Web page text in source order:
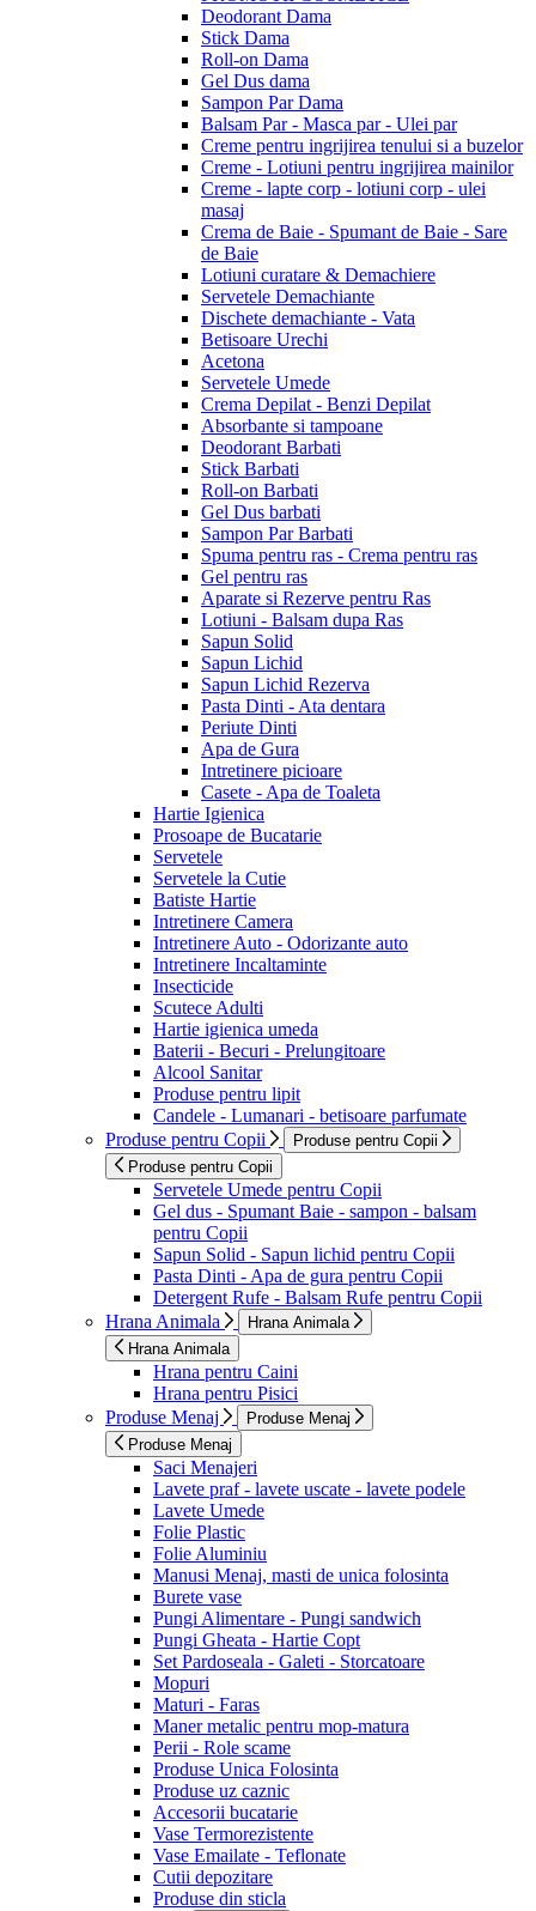
Deodorant Dama
Stick Dama
Roll-on Dama
Gel Dus dama
Sampon Par Dama
Balsam Par - Masca par - Ulei par
Creme pentru ingrijirea tenului si a buzelor
Creme - Lotiuni pentru ingrijirea mainilor
Creme - lapte corp - lotiuni corp - ulei
masaj
Crema de Baie - Spumant de Baie - Sare
de Baie
Lotiuni curatare & Demachiere
Servetele Demachiante
Dischete demachiante - Vata
Betisoare Urechi
Acetona
Servetele Umede
Crema Depilat - Benzi Depilat
Absorbante si tampoane
Deodorant Barbati
Stick Barbati
Roll-on Barbati
Gel Dus barbati
Sampon Par Barbati
Spuma pentru ras - Crema pentru ras
Gel pentru ras
Aparate si Rezerve pentru Ras
Lotiuni - Balsam dupa Ras
Sapun Solid
Sapun Lichid
Sapun Lichid Rezerva
Pasta Dinti - Ata dentara
Periute Dinti
Apa de Gura
Intretinere picioare
Casete - Apa de Toaleta
Hartie Igienica
Prosoape de Bucatarie
Servetele
Servetele la Cutie
Batiste Hartie
Intretinere Camera
Intretinere Auto - Odorizante auto
Intretinere Incaltaminte
Insecticide
Scutece Adulti
Hartie igienica umeda
Baterii - Becuri - Prelungitoare
Alcool Sanitar
Produse pentru lipit
Candele - Lumanari - betisoare parfumate
Produse pentru Copii
Produse pentru Copii
Produse pentru Copii
Servetele Umede pentru Copii
Gel dus - Spumant Baie - sampon - balsam
pentru Copii
Sapun Solid - Sapun lichid pentru Copii
Pasta Dinti - Apa de gura pentru Copii
Detergent Rufe - Balsam Rufe pentru Copii
Hrana Animala
Hrana Animala
Hrana Animala
Hrana pentru Caini
Hrana pentru Pisici
Produse Menaj
Produse Menaj
Produse Menaj
Saci Menajeri
Lavete praf - lavete uscate - lavete podele
Lavete Umede
Folie Plastic
Folie Aluminiu
Manusi Menaj, masti de unica folosinta
Burete vase
Pungi Alimentare - Pungi sandwich
Pungi Gheata - Hartie Copt
Set Pardoseala - Galeti - Storcatoare
Mopuri
Maturi - Faras
Maner metalic pentru mop-matura
Perii - Role scame
Produse Unica Folosinta
Produse uz caznic
Accesorii bucatarie
Vase Termorezistente
Vase Emailate - Teflonate
Cutii depozitare
Produse din sticla